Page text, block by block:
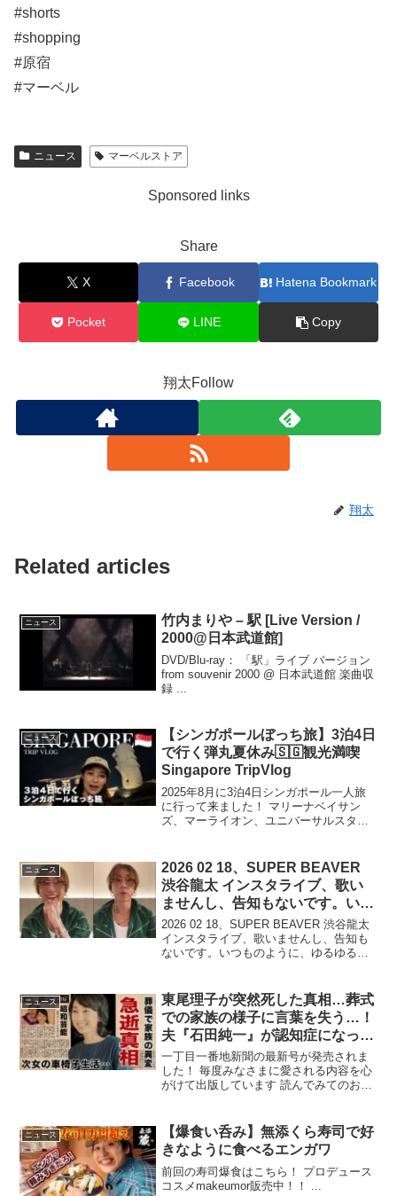
#shorts
#shopping
#原宿
#マーベル
ニュース マーベルストア
Sponsored links
Share
X Facebook Hatena Bookmark
Pocket LINE Copy
翔太Follow
翔太
Related articles
ニュース
竹内まりや – 駅 [Live Version /
2000@日本武道館]
DVD/Blu-ray： 「駅」ライブ バージョン
from souvenir 2000 @ 日本武道館 楽曲収
録 ...
ニュース
【シンガポールぼっち旅】3泊4日
で行く弾丸夏休み🇸🇬観光満喫
Singapore TripVlog
2025年8月に3泊4日シンガポール一人旅
に行って来ました！ マリーナベイサン
ズ、マーライオン、ユニバーサルスタジ
ニュース
2026 02 18、SUPER BEAVER
渋谷龍太 インスタライブ、歌い
ませんし、告知もないです。いつ
ものように、ゆるゆると
2026 02 18、SUPER BEAVER 渋谷龍太
インスタライブ、歌いませんし、告知も
ないです。いつものように、ゆるゆると
ニュース
東尾理子が突然死した真相…葬式
での家族の様子に言葉を失う…！
夫『石田純一』が認知症になった
現在に驚きを隠せない…女子プロ
ゴルファーの次女が車椅子生活に
なった原因に一同驚愕…！
一丁目一番地新聞の最新号が発売されま
した！ 毎度みなさまに愛される内容を心
がけて出版しています 読んでみてのお楽
ニュース
【爆食い呑み】無添くら寿司で好
きなように食べるエンガワ
前回の寿司爆食はこちら！ プロデュース
コスメmakeumor販売中！！ ...